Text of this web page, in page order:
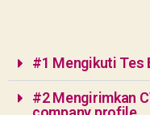
#1 Mengikuti Tes
#2 Mengirimkan